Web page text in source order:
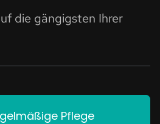
die gängigsten Ihrer
Pflege